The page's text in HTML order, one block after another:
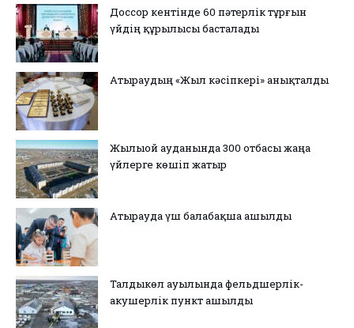
Доссор кентінде 60 пәтерлік тұрғын
үйдің құрылысы басталады
Атыраудың «Жыл кәсіпкері» анықталды
Жылыой ауданында 300 отбасы жаңа
үйлерге көшіп жатыр
Атырауда үш балабақша ашылды
Талдыкөл ауылында фельдшерлік-
акушерлік пункт ашылды